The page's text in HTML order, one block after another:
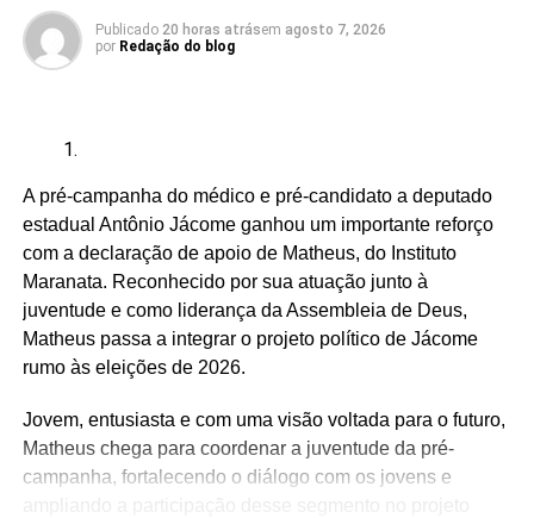
Wesley Mendes (BA)
Mãe Bernadete de Oxóssi (BA)
Ariane Magalhães (RJ)
O PSOL afirma ser a favor da liberdade religiosa e
combate o racismo religioso. Segundo a sigla, entre seus
filiados, há pessoas que se candidataram em defesa da
causa, sendo esta uma iniciativa desenvolvida por esse
Publicado 20 horas atrásem agosto 7, 2026
por Redação do blog
A pré-campanha do médico e pré-candidato a deputado
estadual Antônio Jácome ganhou um importante reforço
com a declaração de apoio de Matheus, do Instituto
Maranata. Reconhecido por sua atuação junto à
juventude e como liderança da Assembleia de Deus,
Matheus passa a integrar o projeto político de Jácome
rumo às eleições de 2026.
Jovem, entusiasta e com uma visão voltada para o futuro,
Matheus chega para coordenar a juventude da pré-
campanha, fortalecendo o diálogo com os jovens e